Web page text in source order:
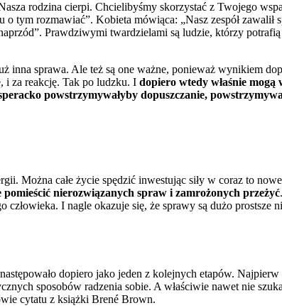
rodzina cierpi. Chcielibyśmy skorzystać z Twojego
tym rozmawiać”. Kobieta mówiąca: „Nasz zespół
Prawdziwymi twardzielami są ludzie, którzy
sprawa. Ale też są one ważne, ponieważ wynikiem
i za reakcję. Tak po ludzku. I dopiero wtedy właśnie mogą
powstrzymywałyby dopuszczanie,
Można całe życie spędzić inwestując siły w coraz to
nierozwiązanych spraw i zamrożonych przeżyć
I nagle okazuje się, że sprawy są dużo prostsze
dopiero jako jeden z kolejnych etapów.
sposobów radzenia sobie. A właściwie nawet nie
cytatu z książki Brené Brown.